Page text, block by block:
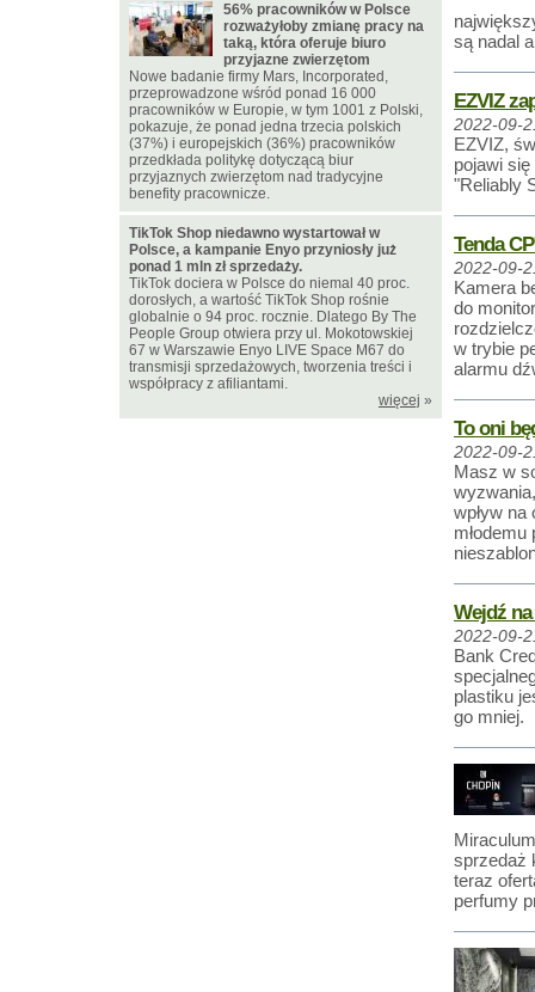
są nadal
EZVIZ
2022-09-
EZVIZ,
pojawi
"Reliably
Tenda
2022-09-
Kamera
do
w trybie
alarmu
To oni
2022-09-
Masz w
wpływ
Wejdź
2022-09-
Bank
plastiku
go mniej.
sprzedaż
teraz
perfumy
56% pracowników w Polsce
rozważyłoby zmianę pracy na
taką, która oferuje biuro
przyjazne zwierzętom
Nowe badanie firmy Mars, Incorporated,
przeprowadzone wśród ponad 16 000
pracowników w Europie, w tym 1001 z Polski,
pokazuje, że ponad jedna trzecia polskich
(37%) i europejskich (36%) pracowników
przedkłada politykę dotyczącą biur
przyjaznych zwierzętom nad tradycyjne
benefity pracownicze.
TikTok Shop niedawno wystartował w
Polsce, a kampanie Enyo przyniosły już
ponad 1 mln zł sprzedaży.
TikTok dociera w Polsce do niemal 40 proc.
dorosłych, a wartość TikTok Shop rośnie
globalnie o 94 proc. rocznie. Dlatego By The
People Group otwiera przy ul. Mokotowskiej
67 w Warszawie Enyo LIVE Space M67 do
transmisji sprzedażowych, tworzenia treści i
współpracy z afiliantami.
więcej »